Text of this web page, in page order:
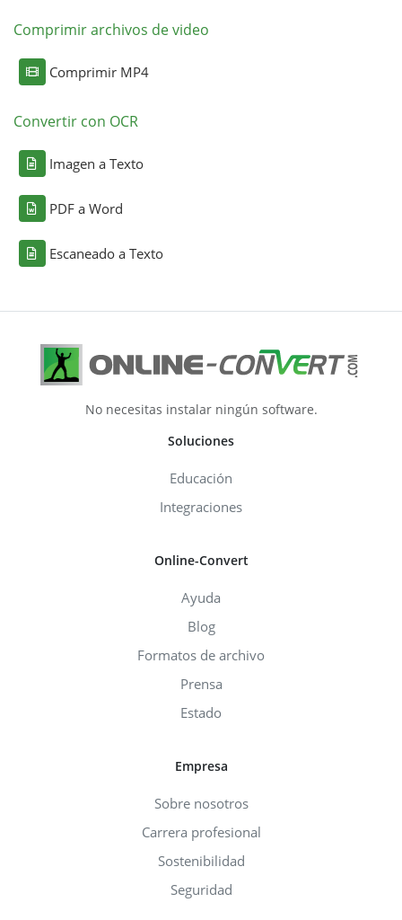
Comprimir archivos de video
Comprimir MP4
Convertir con OCR
Imagen a Texto
PDF a Word
Escaneado a Texto
No necesitas instalar ningún software.
Soluciones
Educación
Integraciones
Online-Convert
Ayuda
Blog
Formatos de archivo
Prensa
Estado
Empresa
Sobre nosotros
Carrera profesional
Sostenibilidad
Seguridad